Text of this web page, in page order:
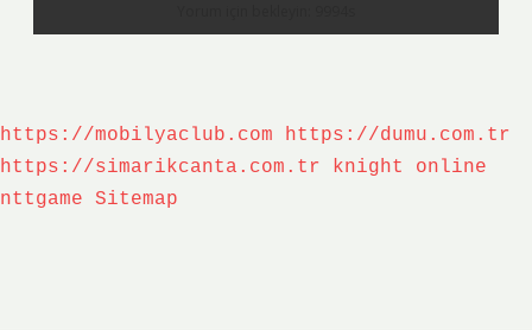
https://mobilyaclub.com
https://dumu.com.tr
https://simarikcanta.com.tr
knight online
nttgame
Sitemap